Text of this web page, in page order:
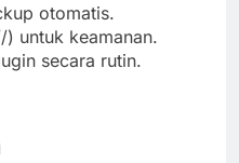
otomatis.
) untuk keamanan.
secara rutin.